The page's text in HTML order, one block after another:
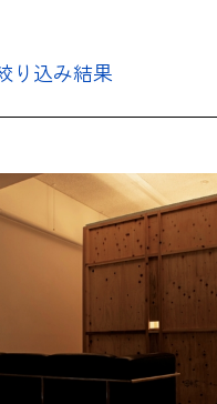
り込み結果